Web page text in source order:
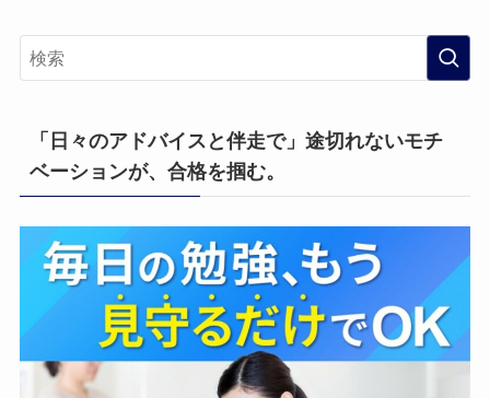
「日々のアドバイスと伴走で」途切れないモチ
ベーションが、合格を掴む。